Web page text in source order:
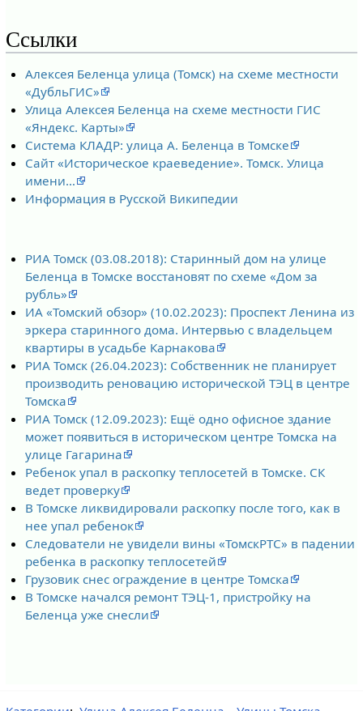
Ссылки
Алексея Беленца улица (Томск) на схеме местности
«ДубльГИС»
Улица Алексея Беленца на схеме местности ГИС
«Яндекс. Карты»
Система КЛАДР: улица А. Беленца в Томске
Сайт «Историческое краеведение». Томск. Улица
имени…
Информация в Русской Википедии
РИА Томск (03.08.2018): Старинный дом на улице
Беленца в Томске восстановят по схеме «Дом за
рубль»
ИА «Томский обзор» (10.02.2023): Проспект Ленина из
эркера старинного дома. Интервью с владельцем
квартиры в усадьбе Карнакова
РИА Томск (26.04.2023): Собственник не планирует
производить реновацию исторической ТЭЦ в центре
Томска
РИА Томск (12.09.2023): Ещё одно офисное здание
может появиться в историческом центре Томска на
улице Гагарина
Ребенок упал в раскопку теплосетей в Томске. СК
ведет проверку
В Томске ликвидировали раскопку после того, как в
нее упал ребенок
Следователи не увидели вины «ТомскРТС» в падении
ребенка в раскопку теплосетей
Грузовик снес ограждение в центре Томска
В Томске начался ремонт ТЭЦ-1, пристройку на
Беленца уже снесли